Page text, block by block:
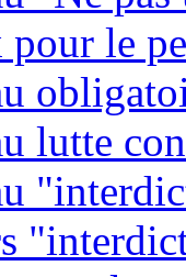
pour le
lutte